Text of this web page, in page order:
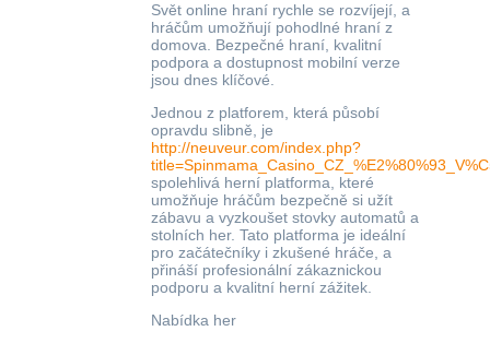
Svět online hraní rychle se rozvíjejí, a
hráčům umožňují pohodlné hraní z
domova. Bezpečné hraní, kvalitní
podpora a dostupnost mobilní verze
jsou dnes klíčové.
Jednou z platforem, která působí
opravdu slibně, je
http://neuveur.com/index.php?
spolehlivá herní platforma, které
umožňuje hráčům bezpečně si užít
zábavu a vyzkoušet stovky automatů a
stolních her. Tato platforma je ideální
pro začátečníky i zkušené hráče, a
přináší profesionální zákaznickou
podporu a kvalitní herní zážitek.
Nabídka her